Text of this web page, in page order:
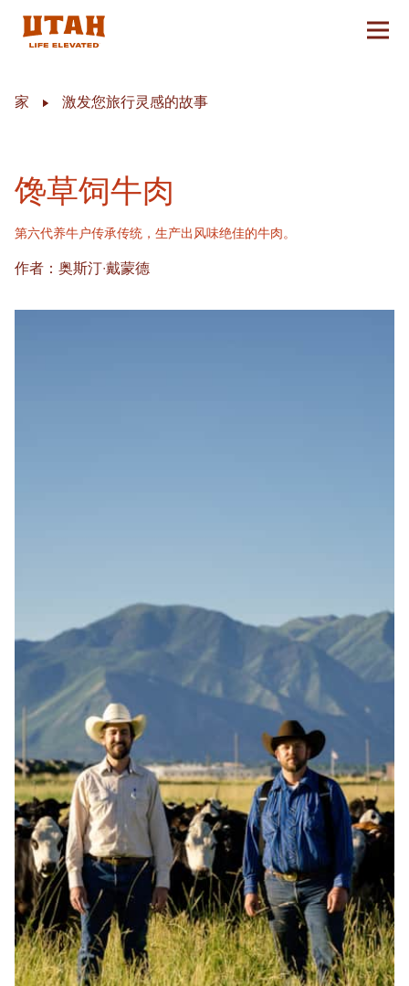
切换
家 激发您旅行灵感的故事
馋草饲牛肉
第六代养牛户传承传统，生产出风味绝佳的牛肉。
作者：奥斯汀·戴蒙德